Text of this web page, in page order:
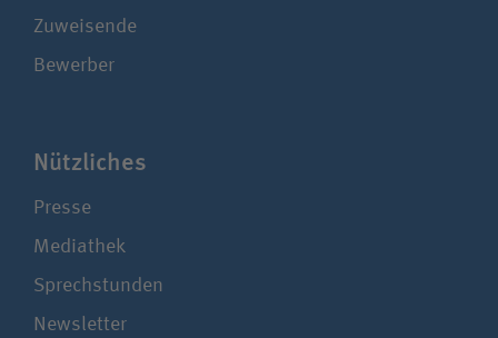
Zuweisende
Bewerber
Nützliches
Presse
Mediathek
Sprechstunden
Newsletter